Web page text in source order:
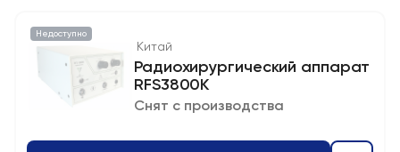
Недоступно
Китай
Радиохирургический аппарат
RFS3800K
Снят с производства